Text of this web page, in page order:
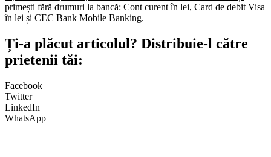
primești fără drumuri la bancă: Cont curent în lei, Card de debit Visa
în lei și CEC Bank Mobile Banking.​
Ți-a plăcut articolul? Distribuie-l către
prietenii tăi:
Facebook
Twitter
LinkedIn
WhatsApp